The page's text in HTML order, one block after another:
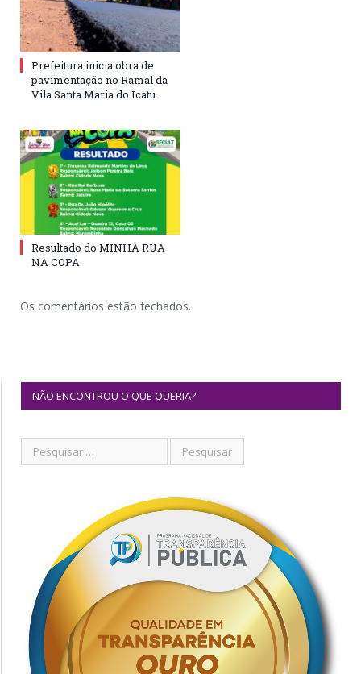
Prefeitura inicia obra de
pavimentação no Ramal da
Vila Santa Maria do Icatu
Resultado do MINHA RUA
NA COPA
Os comentários estão fechados.
NÃO ENCONTROU O QUE QUERIA?